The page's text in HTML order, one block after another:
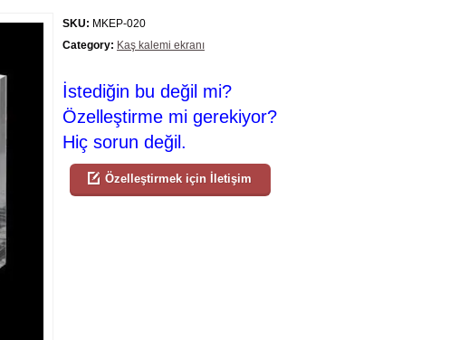
SKU: MKEP-020
Category: Kaş kalemi ekranı
İstediğin bu değil mi?
Özelleştirme mi gerekiyor?
Hiç sorun değil.
Özelleştirmek için İletişim